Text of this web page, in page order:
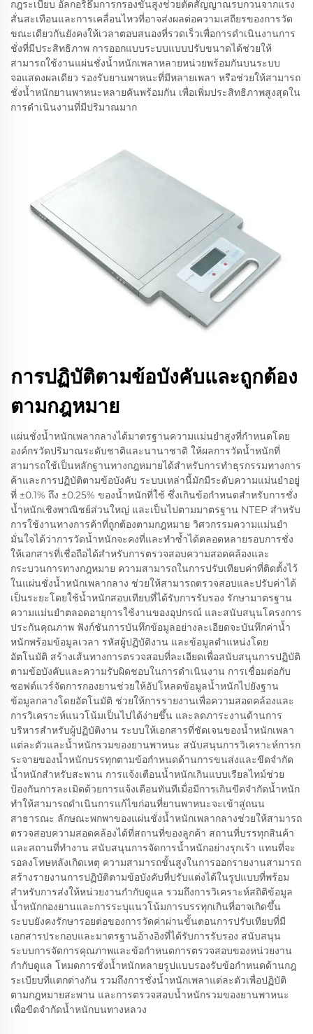
กฎระเบียบ อัลกอริธึมการกรองขั้นสูงช่วยตัดสัญญาณรบกวนจากแรง
สั่นสะเทือนและการเคลื่อนไหวที่อาจส่งผลต่อความเสถียรของการวัด
ขณะเดียวกันยังคงให้เวลาตอบสนองที่รวดเร็วเพื่อการดำเนินงานการ
ชั่งที่มีประสิทธิภาพ การออกแบบระบบแบบปรับขนาดได้ช่วยให้
สามารถใช้งานแผ่นชั่งน้ำหนักเพลาหลายหน่วยพร้อมกันบนระบบ
จอแสดงผลเดียว รองรับยานพาหนะที่มีหลายเพลา หรือช่วยให้สามารถ
ชั่งน้ำหนักยานพาหนะหลายคันพร้อมกัน เพื่อเพิ่มประสิทธิภาพสูงสุดใน
การดำเนินงานที่มีปริมาณมาก
การปฏิบัติตามข้อบังคับและถูกต้อง
ตามกฎหมาย
แผ่นชั่งน้ำหนักเพลากลางได้มาตรฐานความแม่นยำสูงที่กำหนดโดย
องค์กรวัดปริมาณระดับชาติและนานาชาติ ให้ผลการวัดน้ำหนักที่
สามารถใช้เป็นหลักฐานทางกฎหมายได้สำหรับการทำธุรกรรมทางการ
ค้าและการปฏิบัติตามข้อบังคับ ระบบเหล่านี้มักมีระดับความแม่นยำอยู่
ที่ ±0.1% ถึง ±0.25% ของน้ำหนักที่ใช้ ซึ่งเกินข้อกำหนดสำหรับการชั่ง
น้ำหนักเชิงพาณิชย์ส่วนใหญ่ และเป็นไปตามมาตรฐาน NTEP สำหรับ
การใช้งานทางการค้าที่ถูกต้องตามกฎหมาย วิศวกรรมความแม่นยำ
มั่นใจได้ว่าการวัดน้ำหนักจะคงที่และทำซ้ำได้ตลอดหลายรอบการชั่ง
ให้เอกสารที่เชื่อถือได้สำหรับการตรวจสอบความสอดคล้องและ
กระบวนการทางกฎหมาย ความสามารถในการปรับเทียบค่าที่ติดตั้งไว้
ในแผ่นชั่งน้ำหนักเพลากลาง ช่วยให้สามารถตรวจสอบและปรับค่าได้
เป็นระยะโดยใช้น้ำหนักสอบเทียบที่ได้รับการรับรอง รักษามาตรฐาน
ความแม่นยำตลอดอายุการใช้งานของอุปกรณ์ และสนับสนุนโครงการ
ประกันคุณภาพ ฟังก์ชันการบันทึกข้อมูลอย่างละเอียดจะบันทึกค่าน้ำ
หนักพร้อมข้อมูลเวลา รหัสผู้ปฏิบัติงาน และข้อมูลตำแหน่งโดย
อัตโนมัติ สร้างเส้นทางการตรวจสอบที่ละเอียดเพื่อสนับสนุนการปฏิบัติ
ตามข้อบังคับและความรับผิดชอบในการดำเนินงาน การเชื่อมต่อกับ
ซอฟต์แวร์จัดการกองยานช่วยให้อัปโหลดข้อมูลน้ำหนักไปยังฐาน
ข้อมูลกลางโดยอัตโนมัติ ช่วยให้การรายงานเพื่อความสอดคล้องและ
การวิเคราะห์แนวโน้มเป็นไปได้ง่ายขึ้น และลดภาระงานด้านการ
บริหารสำหรับผู้ปฏิบัติงาน ระบบให้เอกสารที่ชัดเจนของน้ำหนักเพลา
แต่ละตัวและน้ำหนักรวมของยานพาหนะ สนับสนุนการวิเคราะห์การก
ระจายของน้ำหนักบรรทุกตามข้อกำหนดด้านการขนส่งและขีดจำกัด
น้ำหนักสำหรับสะพาน การแจ้งเตือนน้ำหนักเกินแบบเรียลไทม์ช่วย
ป้องกันการละเมิดด้วยการแจ้งเตือนทันทีเมื่อมีการเกินขีดจำกัดน้ำหนัก
ทำให้สามารถดำเนินการแก้ไขก่อนที่ยานพาหนะจะเข้าสู่ถนน
สาธารณะ ลักษณะพกพาของแผ่นชั่งน้ำหนักเพลากลางช่วยให้สามารถ
ตรวจสอบความสอดคล้องได้ที่สถานที่ของลูกค้า สถานที่บรรทุกสินค้า
และสถานที่ทำงาน สนับสนุนการจัดการน้ำหนักอย่างรุกเร้า แทนที่จะ
รอลงโทษหลังเกิดเหตุ ความสามารถขั้นสูงในการออกรายงานสามารถ
สร้างรายงานการปฏิบัติตามข้อบังคับที่ปรับแต่งได้ในรูปแบบที่พร้อม
สำหรับการส่งให้หน่วยงานกำกับดูแล รวมถึงการวิเคราะห์สถิติข้อมูล
น้ำหนักกองยานและการระบุแนวโน้มการบรรทุกเกินที่อาจเกิดขึ้น
ระบบยังคงรักษารอยต่อของการวัดค่าผ่านขั้นตอนการปรับเทียบที่มี
เอกสารประกอบและมาตรฐานอ้างอิงที่ได้รับการรับรอง สนับสนุน
ระบบการจัดการคุณภาพและข้อกำหนดการตรวจสอบของหน่วยงาน
กำกับดูแล โหมดการชั่งน้ำหนักหลายรูปแบบรองรับข้อกำหนดด้านกฎ
ระเบียบที่แตกต่างกัน รวมถึงการชั่งน้ำหนักเพลาแต่ละตัวเพื่อปฏิบัติ
ตามกฎหมายสะพาน และการตรวจสอบน้ำหนักรวมของยานพาหนะ
เพื่อขีดจำกัดน้ำหนักบนทางหลวง